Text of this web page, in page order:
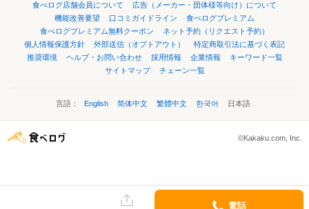
食べログ店舗会員について
広告（メーカー・団体様等向け）について
機能改善要望
口コミガイドライン
食べログプレミアム
食べログプレミアム無料クーポン
ネット予約（リクエスト予約）
個人情報保護方針
外部送信（オプトアウト）
特定商取引法に基づく表記
推奨環境
ヘルプ・お問い合わせ 採用情報 企業情報
キーワード一覧
サイトマップ
チェーン一覧
言語： English 简体中文 繁體中文 한국어 日本語
©Kakaku.com, Inc.
電話